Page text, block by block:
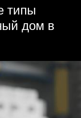
типы
дом в